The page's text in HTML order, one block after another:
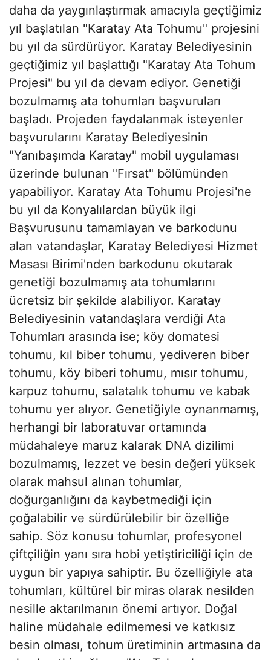
daha da yaygınlaştırmak amacıyla geçtiğimiz
yıl başlatılan "Karatay Ata Tohumu" projesini
bu yıl da sürdürüyor. Karatay Belediyesinin
geçtiğimiz yıl başlattığı "Karatay Ata Tohum
Projesi" bu yıl da devam ediyor. Genetiği
bozulmamış ata tohumları başvuruları
başladı. Projeden faydalanmak isteyenler
başvurularını Karatay Belediyesinin
"Yanıbaşımda Karatay" mobil uygulaması
üzerinde bulunan "Fırsat" bölümünden
yapabiliyor. Karatay Ata Tohumu Projesi'ne
bu yıl da Konyalılardan büyük ilgi
Başvurusunu tamamlayan ve barkodunu
alan vatandaşlar, Karatay Belediyesi Hizmet
Masası Birimi'nden barkodunu okutarak
genetiği bozulmamış ata tohumlarını
ücretsiz bir şekilde alabiliyor. Karatay
Belediyesinin vatandaşlara verdiği Ata
Tohumları arasında ise; köy domatesi
tohumu, kıl biber tohumu, yediveren biber
tohumu, köy biberi tohumu, mısır tohumu,
karpuz tohumu, salatalık tohumu ve kabak
tohumu yer alıyor. Genetiğiyle oynanmamış,
herhangi bir laboratuvar ortamında
müdahaleye maruz kalarak DNA dizilimi
bozulmamış, lezzet ve besin değeri yüksek
olarak mahsul alınan tohumlar,
doğurganlığını da kaybetmediği için
çoğalabilir ve sürdürülebilir bir özelliğe
sahip. Söz konusu tohumlar, profesyonel
çiftçiliğin yanı sıra hobi yetiştiriciliği için de
uygun bir yapıya sahiptir. Bu özelliğiyle ata
tohumları, kültürel bir miras olarak nesilden
nesille aktarılmanın önemi artıyor. Doğal
haline müdahale edilmemesi ve katkısız
besin olması, tohum üretiminin artmasına da